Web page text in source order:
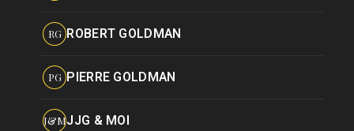
RG ROBERT GOLDMAN
PG PIERRE GOLDMAN
J&MJJG & MOI